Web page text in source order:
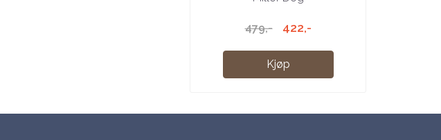
479,- 422,-
Kjøp